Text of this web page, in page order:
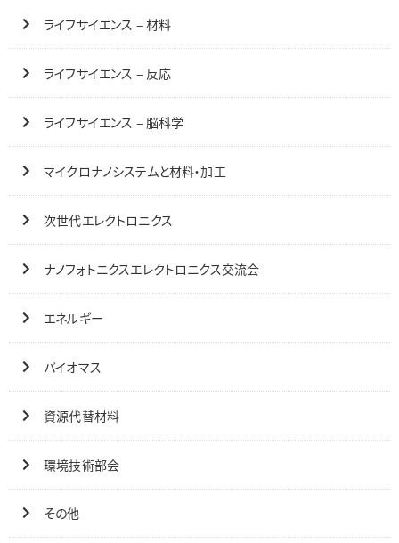
ライフサイエンス – 材料
ライフサイエンス – 反応
ライフサイエンス – 脳科学
マイクロナノシステムと材料・加工
次世代エレクトロニクス
ナノフォトニクスエレクトロニクス交流会
エネルギー
バイオマス
資源代替材料
環境技術部会
その他